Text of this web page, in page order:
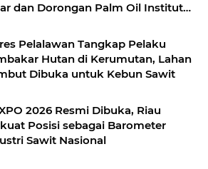
dan Dorongan Palm Oil Institute
Pelalawan Tangkap Pelaku
Hutan di Kerumutan, Lahan
Dibuka untuk Kebun Sawit
2026 Resmi Dibuka, Riau
Posisi sebagai Barometer
Sawit Nasional